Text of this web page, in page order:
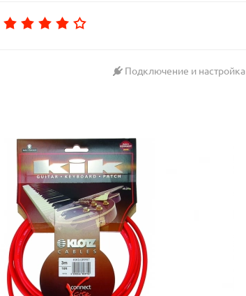
Подключение и настройка